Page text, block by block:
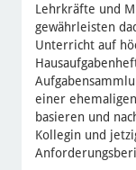
Lehrkräfte und
gewährleisten
Unterricht auf
einer
basieren und
Kollegin und